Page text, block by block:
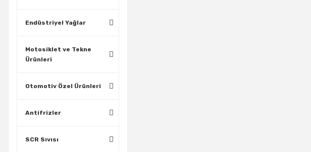
Endüstriyel Yağlar
Motosiklet ve Tekne
Ürünleri
Otomotiv Özel Ürünleri
Antifrizler
SCR Sıvısı